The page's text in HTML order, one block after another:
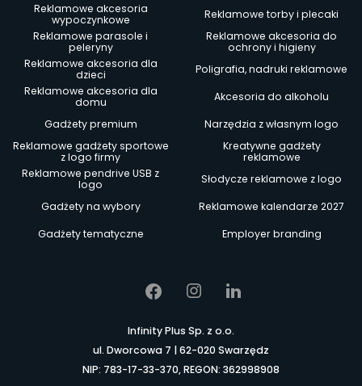
Reklamowe akcesoria
wypoczynkowe
Reklamowe torby i plecaki
Reklamowe parasole i
peleryny
Reklamowe akcesoria do
ochrony i higieny
Reklamowe akcesoria dla
dzieci
Poligrafia, nadruki reklamowe
Reklamowe akcesoria dla
domu
Akcesoria do alkoholu
Gadżety premium
Narzędzia z własnym logo
Reklamowe gadżety sportowe
z logo firmy
Kreatywne gadżety
reklamowe
Reklamowe pendrive USB z
logo
Słodycze reklamowe z logo
Gadżety na wybory
Reklamowe kalendarze 2027
Gadżety tematyczne
Employer branding
Infinity Plus Sp. z o.o.
ul. Dworcowa 7 | 62-020 Swarzędz
NIP: 783-17-33-370, REGON: 362998908